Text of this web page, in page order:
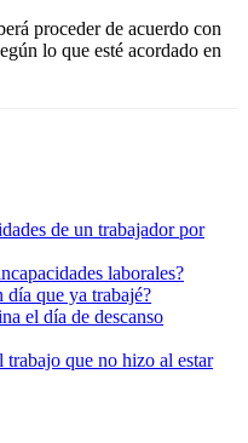
proceder de acuerdo con
lo que esté acordado en
de un trabajador por
laborales?
día que ya trabajé?
el día de descanso
trabajo que no hizo al estar